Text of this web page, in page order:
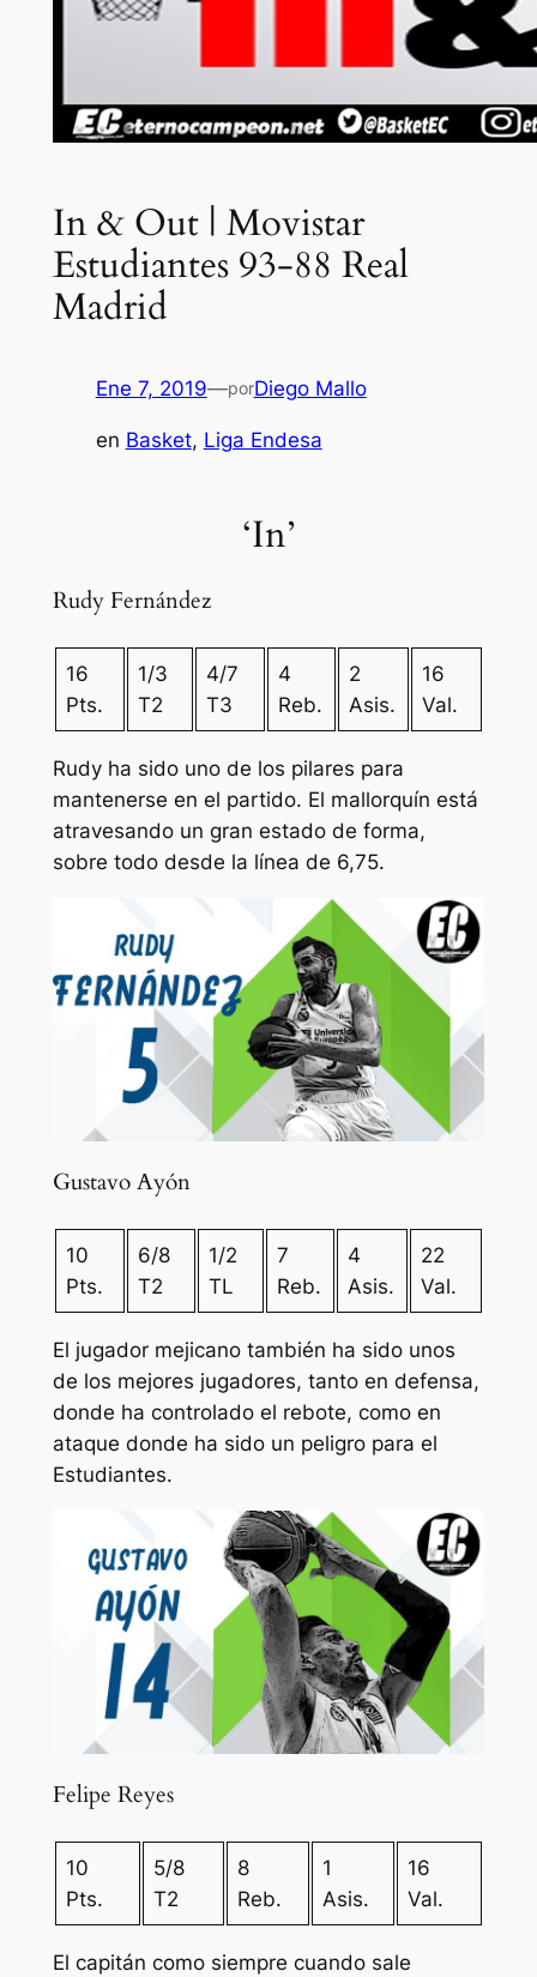
In & Out | Movistar
Estudiantes 93-88 Real
Madrid
Ene 7, 2019—porDiego Mallo
en Basket, Liga Endesa
‘In’
Rudy Fernández
16
Pts.
1/3
T2
4/7
T3
4
Reb.
2
Asis.
16
Val.
Rudy ha sido uno de los pilares para
mantenerse en el partido. El mallorquín está
atravesando un gran estado de forma,
sobre todo desde la línea de 6,75.
Gustavo Ayón
10
Pts.
6/8
T2
1/2
TL
7
Reb.
4
Asis.
22
Val.
El jugador mejicano también ha sido unos
de los mejores jugadores, tanto en defensa,
donde ha controlado el rebote, como en
ataque donde ha sido un peligro para el
Estudiantes.
Felipe Reyes
10
Pts.
5/8
T2
8
Reb.
1
Asis.
16
Val.
El capitán como siempre cuando sale